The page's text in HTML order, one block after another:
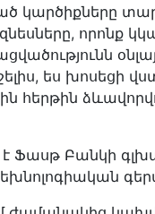
կարծիքները
որոնք
ես խոսեցի
հերթին
է Ֆասթ Բանկի